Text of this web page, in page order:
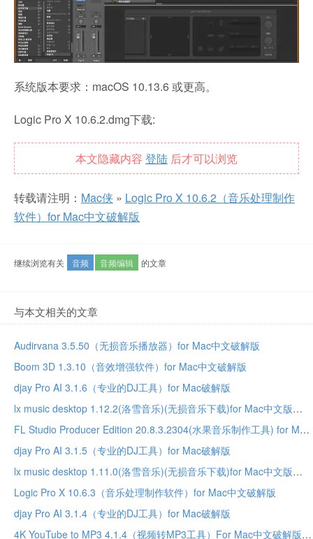
系统版本要求：macOS 10.13.6 或更高。
Logic Pro X 10.6.2.dmg下载:
本文隐藏内容 登陆 后才可以浏览
转载请注明： Mac侠 » Logic Pro X 10.6.2（音乐处理制作
软件）for Mac中文破解版
继续浏览有关 音频 音频编辑 的文章
与本文相关的文章
Audirvana 3.5.50（无损音乐播放器）for Mac中文破解版
Boom 3D 1.3.10（音效增强软件）for Mac中文破解版
djay Pro AI 3.1.6（专业的DJ工具）for Mac破解版
lx music desktop 1.12.2(洛雪音乐)(无损音乐下载)for Mac中文版
FL Studio Producer Edition 20.8.3.2304(水果音乐制作工具) for Mac中文破解版
djay Pro AI 3.1.5（专业的DJ工具）for Mac破解版
lx music desktop 1.11.0(洛雪音乐)(无损音乐下载)for Mac中文版
Logic Pro X 10.6.3（音乐处理制作软件）for Mac中文破解版
djay Pro AI 3.1.4（专业的DJ工具）for Mac破解版
4K YouTube to MP3 4.1.4（视频转MP3工具）For Mac中文破解版